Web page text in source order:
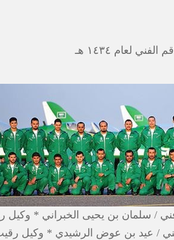
الفني لعام ١٤٣٤ هـ
/ سلمان بن يحيى الخبراني *
/ عيد بن عوض الرشيدي * وكيل